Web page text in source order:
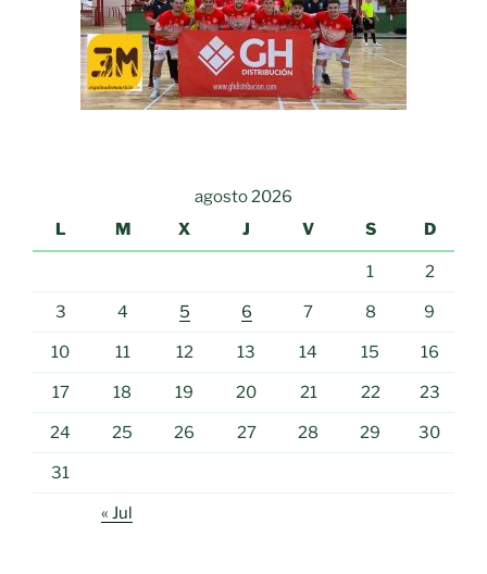
agosto 2026
L
M X J V S D
1 2
3 4 5 6 7 8 9
10 11 12 13 14 15 16
17 18 19 20 21 22 23
24 25 26 27 28 29 30
31
« Jul